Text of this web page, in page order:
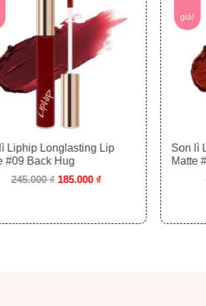
vẻ đẹp ngọt ngào, ấm áp. Phù hợp
Liphip Longlasting Lip
#09 Back Hug
245.000₫ 185.000 ₫
giá!
Son lì
Matte